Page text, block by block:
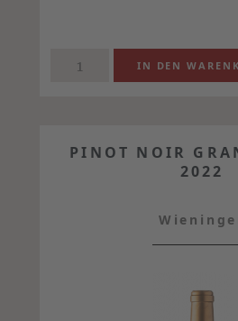
PINOT NOIR
2022